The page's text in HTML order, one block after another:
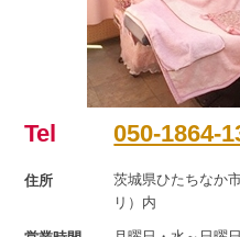
Tel 050-1864-
住所
茨城県ひたちなか
リ）内